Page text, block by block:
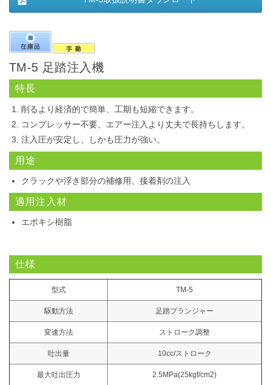
TM-5 足踏注入機
特長
削るより経済的で簡単、工期も短縮できます。
コンプレッサー不要、エアー注入より丈夫で長持ちします。
注入圧が安定し、しかも圧力が強い。
用途
クラックや浮き部分の補修用、接着剤の注入
適用注入材
エポキシ樹脂
仕様
型式 TM-5
駆動方法 足踏プランジャー
変速方法 ストローク調整
吐出量 10cc/ストローク
最大吐出圧力 2.5MPa(25kgf/cm2)